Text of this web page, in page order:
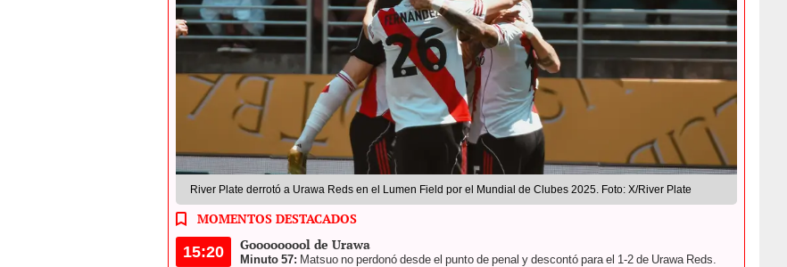
River Plate derrotó a Urawa Reds en el Lumen Field por el Mundial de Clubes 2025. Foto: X/River Plate
MOMENTOS DESTACADOS
15:20 Gooooooool de Urawa
Minuto 57: Matsuo no perdonó desde el punto de penal y descontó para el 1-2 de Urawa Reds.